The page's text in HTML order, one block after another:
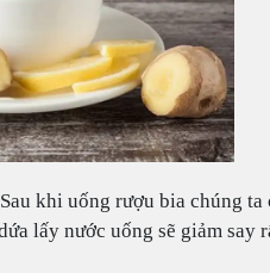
Sau khi uống rượu bia chúng ta
lấy nước uống sẽ giảm say